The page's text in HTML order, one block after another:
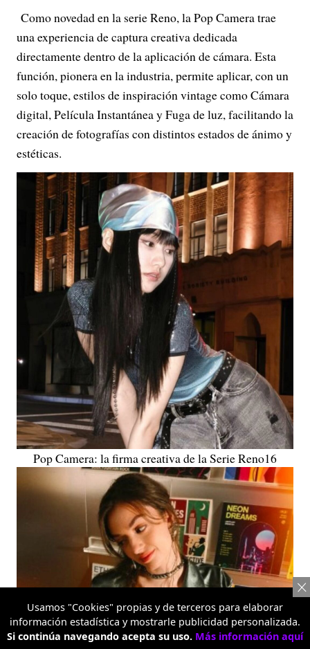
Como novedad en la serie Reno, la Pop Camera trae
una experiencia de captura creativa dedicada
directamente dentro de la aplicación de cámara. Esta
función, pionera en la industria, permite aplicar, con un
solo toque, estilos de inspiración vintage como Cámara
digital, Película Instantánea y Fuga de luz, facilitando la
creación de fotografías con distintos estados de ánimo y
estéticas.
Pop Camera: la firma creativa de la Serie Reno16
Usamos "Cookies" propias y de terceros para elaborar
información estadística y mostrarle publicidad personalizada.
Si continúa navegando acepta su uso. Más información aquí